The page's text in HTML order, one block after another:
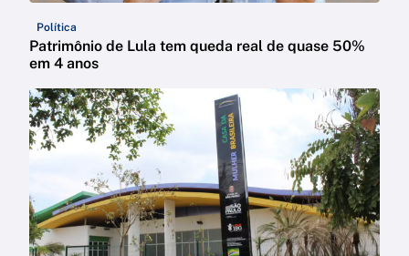
Política
Patrimônio de Lula tem queda real de quase 50%
em 4 anos